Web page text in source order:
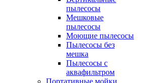
пылесосы
Мешковые
пылесосы
Моющие пылесосы
Пылесосы без
мешка
Пылесосы с
аквафильтром
Портативные мойки